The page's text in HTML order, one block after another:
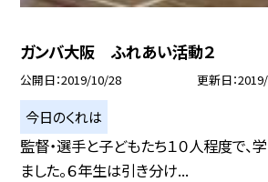
ガンバ大阪 ふれあい活動２
公開日 2019/10/28 更新日
今日のくれは
監督・選手と子どもたち１０人程度で、
ました。６年生は引き分け...